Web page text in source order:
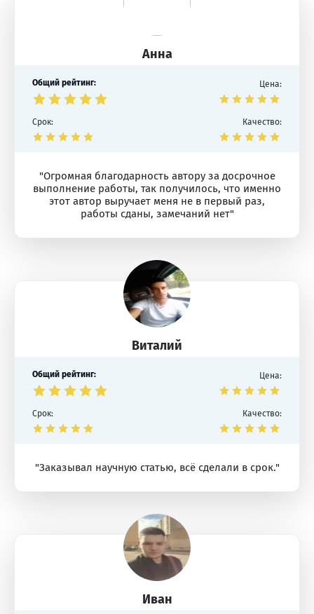
Анна
Общий рейтинг: Цена:
Срок: Качество:
"Огромная благодарность автору за досрочное
выполнение работы, так получилось, что именно
этот автор выручает меня не в первый раз,
работы сданы, замечаний нет"
Виталий
Общий рейтинг: Цена:
Срок: Качество:
"Заказывал научную статью, всё сделали в срок."
Иван